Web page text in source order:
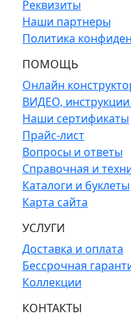
Реквизиты
Наши партнеры
Политика
ПОМОЩЬ
Онлайн
ВИДЕО,
Наши сертификаты
Прайс-лист
Вопросы и ответы
Справочная и
Каталоги и буклеты
Карта сайта
УСЛУГИ
Доставка и оплата
Бессрочная
Коллекции
КОНТАКТЫ